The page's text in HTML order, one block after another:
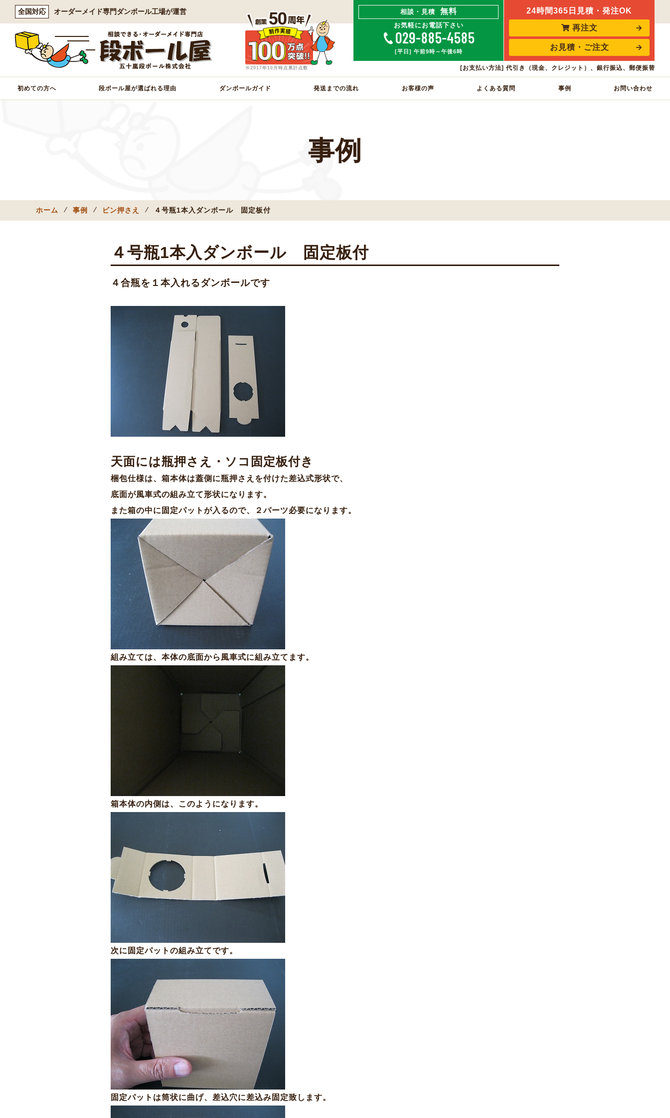
全国対応 オーダーメイド専門ダンボール工場が運営
※2017年10月時点累計点数
相談・見積 無料
お気軽にお電話下さい
029-885-4585
[平日] 午前9時～午後6時
24時間365日見積・発注OK
再注文
お見積・ご注文
[お支払い方法] 代引き（現金、クレジット）、銀行振込、郵便振替
初めての方へ 段ボール屋が選ばれる理由 ダンボールガイド 発送までの流れ お客様の声 よくある質問 事例 お問い合わせ
事例
ホーム 事例 ビン押さえ ４号瓶1本入ダンボール 固定板付
４号瓶1本入ダンボール 固定板付
４合瓶を１本入れるダンボールです
天面には瓶押さえ・ソコ固定板付き
梱包仕様は、箱本体は蓋側に瓶押さえを付けた差込式形状で、
底面が風車式の組み立て形状になります。
また箱の中に固定パットが入るので、２パーツ必要になります。
組み立ては、本体の底面から風車式に組み立てます。
箱本体の内側は、このようになります。
次に固定パットの組み立てです。
固定パットは筒状に曲げ、差込穴に差込み固定致します。